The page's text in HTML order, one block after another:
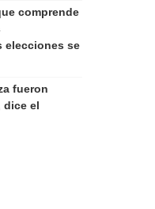
comprende
elecciones se
fueron
dice el